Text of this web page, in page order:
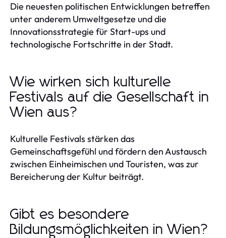
Die neuesten politischen Entwicklungen betreffen
unter anderem Umweltgesetze und die
Innovationsstrategie für Start-ups und
technologische Fortschritte in der Stadt.
Wie wirken sich kulturelle
Festivals auf die Gesellschaft in
Wien aus?
Kulturelle Festivals stärken das
Gemeinschaftsgefühl und fördern den Austausch
zwischen Einheimischen und Touristen, was zur
Bereicherung der Kultur beiträgt.
Gibt es besondere
Bildungsmöglichkeiten in Wien?